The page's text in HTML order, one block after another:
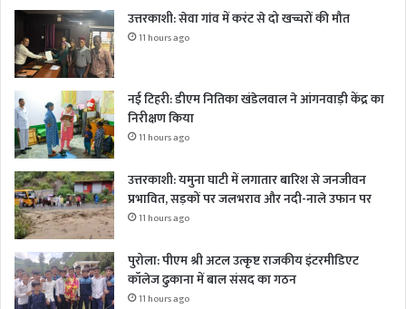
उत्तरकाशी: सेवा गांव में करंट से दो खच्चरों की मौत
11 hours ago
नई टिहरी: डीएम नितिका खंडेलवाल ने आंगनवाड़ी केंद्र का
निरीक्षण किया
11 hours ago
उत्तरकाशी: यमुना घाटी में लगातार बारिश से जनजीवन
प्रभावित, सड़कों पर जलभराव और नदी-नाले उफान पर
11 hours ago
पुरोला: पीएम श्री अटल उत्कृष्ट राजकीय इंटरमीडिएट
कॉलेज ढुकाना में बाल संसद का गठन
11 hours ago